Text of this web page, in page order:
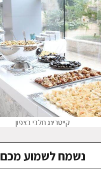
קייטרינג חלבי בצפון
נשמח לשמוע מכם